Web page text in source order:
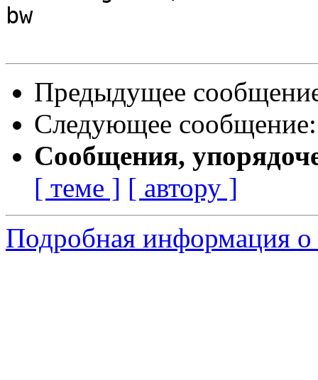
bw
Предыдущее
Следующее
Сообщения,
[ теме ] [ автору ]
Подробная информация